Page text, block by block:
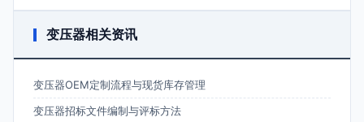
变压器相关资讯
变压器OEM定制流程与现货库存管理
变压器招标文件编制与评标方法